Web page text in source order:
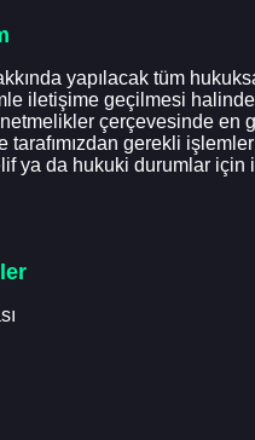
yapılacak tüm
iletişime geçilmesi
çerçevesinde en
tarafımızdan gerekli işlemler
ya da hukuki durumlar için